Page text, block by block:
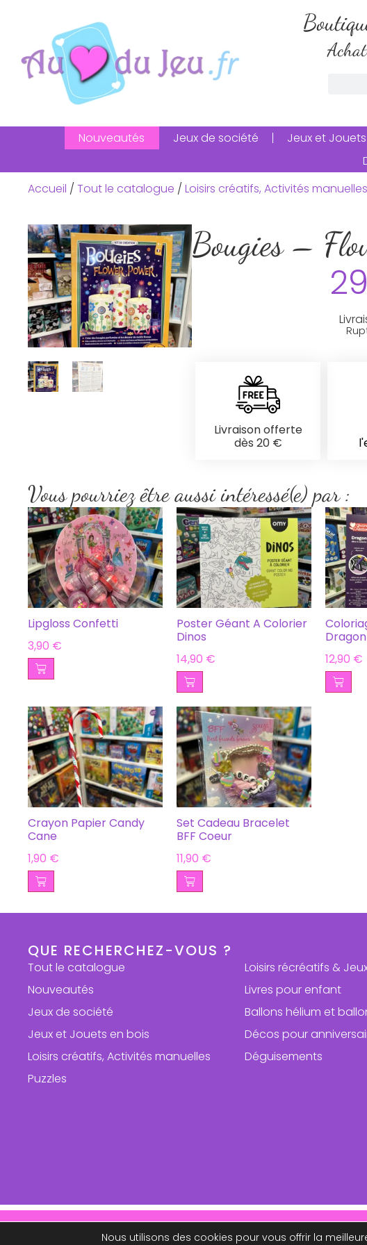
Nouveautés Jeux de société Jeux et
Accueil /Tout le catalogue /Loisirs créatifs, Activités manuelles
Bougies –
Livraison offerte
dès 20 €
Vous pourriez être aussi intéressé(e) par :
Lipgloss Confetti
3,90 €
Poster Géant A Colorier
Dinos
14,90 €
Dragon
12,90 €
Crayon Papier Candy
Cane
1,90 €
Set Cadeau Bracelet
BFF Coeur
11,90 €
QUE RECHERCHEZ-VOUS ?
Tout le catalogue
Nouveautés
Jeux de société
Jeux et Jouets en bois
Loisirs créatifs, Activités manuelles
Puzzles
Loisirs récréatifs &
Livres pour enfant
Ballons hélium et
Décos pour
Déguisements
Reprise
Nous utilisons des cookies pour vous offrir la